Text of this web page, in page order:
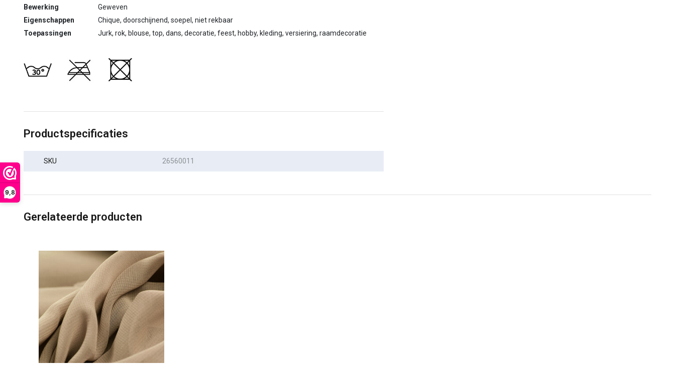
9,8
Bewerking
Geweven
Eigenschappen
Chique, doorschijnend, soepel, niet rekbaar
Toepassingen
Jurk, rok, blouse, top, dans, decoratie, feest, hobby, kleding, versiering, raamdecoratie
Productspecificaties
SKU 26560011
Gerelateerde producten